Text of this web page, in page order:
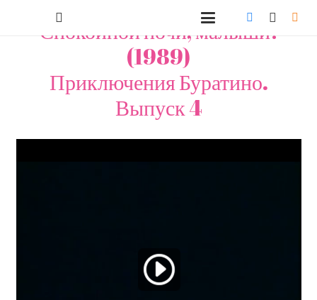
Спокойной ночи, малыши!
(1989)
Приключения Буратино.
Выпуск 4